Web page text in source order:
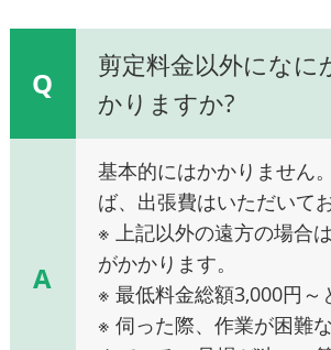
Q
剪定料金以外になに
かりますか?
A
基本的にはかかりません
ば、出張費はいただいて
※ 上記以外の遠方の場合
がかかります。
※ 最低料金総額3,000円～
※ 伺った際、作業が困難